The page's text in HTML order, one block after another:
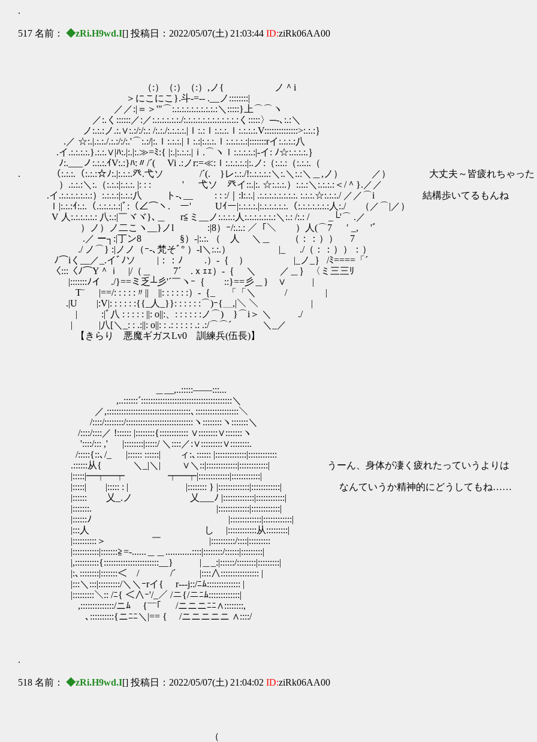
.
517 名前： ◆zRi.H9wd.I[] 投稿日：2022/05/07(土) 21:03:44 ID:ziRk06AA00
（:）（:）（:）,ノ{ ノ＾i
＞にこにこ}.斗‐=‐- .__ノ::::::::|
／／:|＝＞'"⌒:.:.:.:.:.:.:.:.:.:＼:::::}上⌒⌒ヽ
／:.く::::::／:／:.:.:.:.:.:./:.:.:.:.:.:.:.:.:.:.:.:く:::::〉─-､:.:＼
ノ:.:.:ノ.:.∨:.:/:/:.: /:.:./:.:.:.:.|ｌ:.:ｌ:.:.:.ｌ:.:.:.:.V::::::::::::::>:.:.:｝
.／ ☆:.|.:.:./.:.:/:/:.'⌒:.:/|:.ｌ:.:.:.|ｌ:.:|:.:.:.ｌ:.:.:.:.:|:::::::rイ:.:.:.:八
.イ.:.:.:.:.}.:.:.∨|ﾊ:.|:.|:.≫=ﾐ:{ |:.|:.:.:.|ｉ.⌒ヽｌ:.:.:.:.:|-イ: ﾉ☆:.:.:.:.｝
ﾉ:.___ノ:.:.:.ｲV:.:}ﾊ:〃/´( Vi .:ノr:=≪:ｌ:.:.:.:.:|:.ノ:（:.:.:（:.:.:.（
. （:.:.:.（:.:.:☆ﾉ:.|:.:.:.癶.弋ソ /´(. }レ:.:./!:.:.:.:.:＼:.＼:.:＼＿,ノ） ／） 大丈夫～皆疲れちゃった
）.:.:.:＼:.（:.:.:|:.:.:. |: : : ' 弋ソ 癶イ::.|:. ☆:.:.:.）:.:.:＼:.:.:.:＜/＾}.／／
.イ.:.:.:.:.:.:.:）:.:.:.:|:.:.:八 ト-､__ : : :/｜:l:.:.| .:.:.:.:.:.:.:.:. :.:.:.☆:.:.:./ ／／⌒i 結構歩いてるもんね
ｌ|:.:.:ｲ:.:.（.:.:.:.:.:|ﾞ:（∠⌒ヽ. ー' Uｲー|:.:.:.:.|:.:.:.:.:.:.（:.:.:.:.:.:.:人:./ （／⌒|／）
V 人:.:.:.:.:.: 八:.:|￣ヾヾ}､＿ r≦ミ__ノ:.:.:.:人:.:.:.:.:.:.:＼:.: /:.: / _└'⌒ .／
）ノ）ノ二こヽ__}ノl :|8）ｰ/:.:.: ／「＼￣￣）人(⌒7 ′ _, 'ﾞ
.／ ー┐:|丁ン8 §）‐|:.:. （ 人 ＼＿ （：：）） 7
./ ノ⌒} :|ノノ（ｰ‐､梵そﾞ° ）‐l＼:.:.） |_ ./（：：））：）
ﾉ⌒iく__／_.イﾞﾉソ |：：ﾉ .）‐｛ ） |_ノ_｝ /ﾐ====「´
〈:::〈ﾉ⌒Y＾ｉ |/（＿ 7´ .ｘｪｪ）‐｛ ＼ ／＿｝ 〈ミ三三ﾘ
￣|:::::::ﾉイ ./}==ミ乏┴彡'´￣ヽｰ｛ ::}==彡＿} ∨ |
T¨ |==/: : : : :〃|| ||: : : : : :）‐｛_ 「「＼ / |
.|U |:V|: : : : : :{{_人_}}: : : : : :⌒)ｰ{＿,|＼ ＼ |
| :|ﾞ八 : : : : : ||: o||:、: : : : : :ノ⌒) }⌒i＞ ＼ ./
| |八[＼_: : .:||: o||: : .: : : : : .: .:/⌒⌒´ ＼_／
【きらり 悪魔ギガスLv0 訓練兵(伍長)】
＿__,..:::::――:::...
,..::::::´::::::::::::::::::::::::::::::::::::::＼
／,:::::::::::::::::::::::::::::::::::､::::::::::::::::::＼
/::::/::::::::/::::::::::::::::::::::::::::ヽ::::::::ヽ:::::::＼
/::::/::::／ !:::::: |::::::::{:::::::::::: ∨::::::::∨:::::::ヽ
'::::/::: ,' |::::::::|:::::/ ＼::::／:∨:::::::::∨::::::::.
/:::::{::､/_ |:::::: ::::::| ィ:､:::::: |:::::::::::::|::::::::::::
.::::::从{ ＼_|＼| ∨＼::|:::::::::::::|::::::::::::| うーん、身体が凄く疲れたっていうよりは
|:::::|━┯━┯ ┯━┯|:::::::::::::|::::::::::::|
|:::::| |::::: : | |:::::::: } |:::::::::::::|::::::::::::| なんていうか精神的にどうしてもね……
|:::::: 乂_.ノ 乂___ﾉ |:::::::::::::|::::::::::::|
|:::::::. |:::::::::::::|::::::::::::|
|::::::ﾉ |:::::::::::::|::::::::::::|
|:::人 し |::::::::::::从:::::::::|
|::::::::::＞ ￣ |::::::::::/::::|:::::::::
|:::::::::::|:::::::≧=-......＿＿...........::::|::::::::/::::::|:::::::::|
|,::::::::::{:::::::::::::::::::::::__} |＿_:|::::::/::::::::|:::::::::|
|:､::::::::|:::::::＜￣/ /´ |::::∧:::::::::::::::: |
|:::＼:::|:::::::::/＼＼ｰrイ{ r---j::/ﾆﾑ:::::::::::::: |
|:::::::::＼:: /ﾆ{ ＜∧ｰ'/_／ /ニ{/ニﾆﾑ:::::::::::::|
,::::::::::::::/ニﾑ {¨¨¨｢ /ニニニﾆﾆ∧::::::::,
､::::::::::{ニﾆﾆ＼|== { /ニニニニニ ∧::::/
.
518 名前： ◆zRi.H9wd.I[] 投稿日：2022/05/07(土) 21:04:02 ID:ziRk06AA00
（